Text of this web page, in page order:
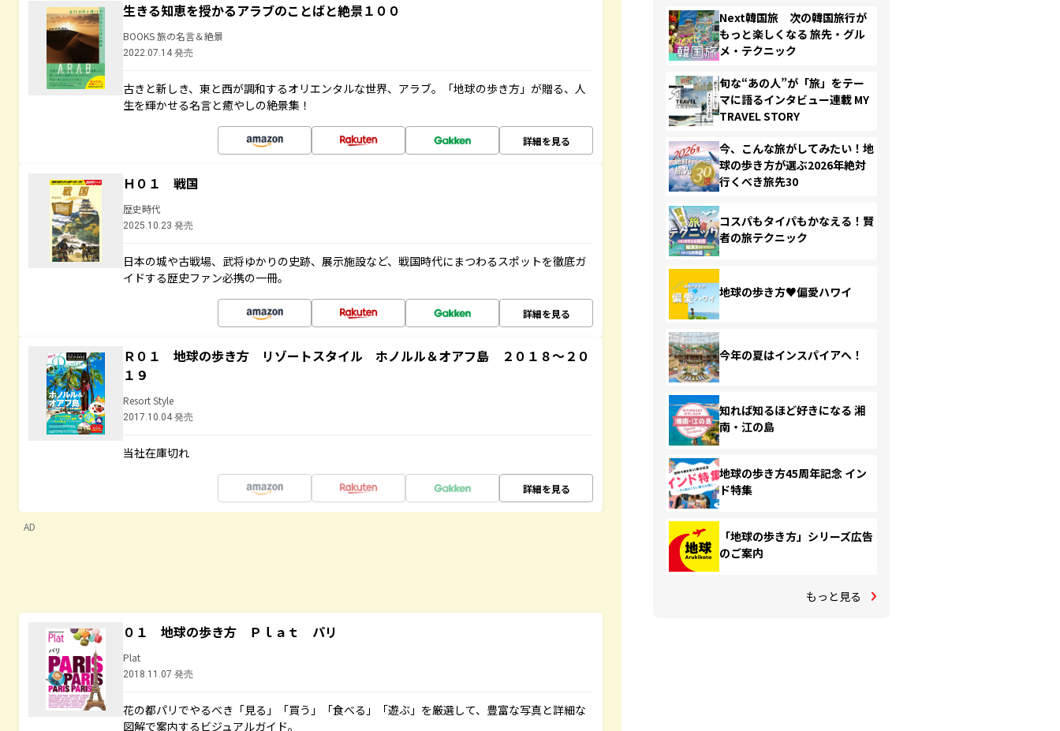
生きる知恵を授かるアラブのことばと絶景１００
BOOKS 旅の名言＆絶景
2022.07.14 発売
古きと新しき、東と西が調和するオリエンタルな世界、アラブ。「地球の歩き方」が贈る、人
生を輝かせる名言と癒やしの絶景集！
詳細を見る
Ｈ０１ 戦国
歴史時代
2025.10.23 発売
日本の城や古戦場、武将ゆかりの史跡、展示施設など、戦国時代にまつわるスポットを徹底ガ
イドする歴史ファン必携の一冊。
詳細を見る
Ｒ０１ 地球の歩き方 リゾートスタイル ホノルル＆オアフ島 ２０１８～２０
１９
Resort Style
2017.10.04 発売
当社在庫切れ
詳細を見る
AD
０１ 地球の歩き方 Ｐｌａｔ パリ
Plat
2018.11.07 発売
花の都パリでやるべき「見る」「買う」「食べる」「遊ぶ」を厳選して、豊富な写真と詳細な
図解で案内するビジュアルガイド。
Next韓国旅 次の韓国旅行が
もっと楽しくなる 旅先・グル
メ・テクニック
旬な“あの人”が「旅」をテー
マに語るインタビュー連載 MY
TRAVEL STORY
今、こんな旅がしてみたい！地
球の歩き方が選ぶ2026年絶対
行くべき旅先30
コスパもタイパもかなえる！賢
者の旅テクニック
地球の歩き方♥偏愛ハワイ
今年の夏はインスパイアへ！
知れば知るほど好きになる 湘
南・江の島
地球の歩き方45周年記念 イン
ド特集
「地球の歩き方」シリーズ広告
のご案内
もっと見る